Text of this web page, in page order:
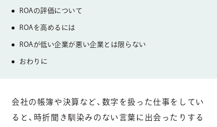
ROAの評価について
ROAを高めるには
ROAが低い企業が悪い企業とは限らない
おわりに
会社の帳簿や決算など、数字を扱った仕事をしてい
ると、時折聞き馴染みのない言葉に出会ったりする